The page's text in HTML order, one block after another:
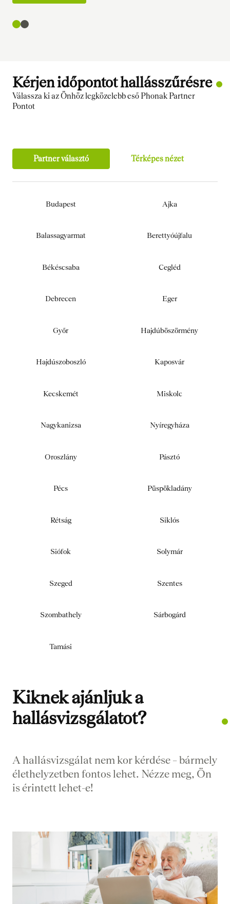
Kérjen időpontot hallásszűrésre
Válassza ki az Önhöz legközelebb eső Phonak Partner
Pontot
Partner választó Térképes nézet
Budapest Ajka
Balassagyarmat Berettyóújfalu
Békéscsaba Cegléd
Debrecen Eger
Győr Hajdúböszörmény
Hajdúszoboszló Kaposvár
Kecskemét Miskolc
Nagykanizsa Nyíregyháza
Oroszlány Pásztó
Pécs Püspökladány
Rétság Siklós
Siófok Solymár
Szeged Szentes
Szombathely Sárbogárd
Tamási
Kiknek ajánljuk a
hallásvizsgálatot?
A hallásvizsgálat nem kor kérdése – bármely
élethelyzetben fontos lehet. Nézze meg, Ön
is érintett lehet-e!